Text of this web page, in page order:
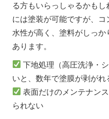
る方もいらっしゃるかも
には塗装が可能ですが、
水性が高く、塗料がしっ
あります。
下地処理（高圧洗浄・
いと、数年で塗膜が剥がれ
表面だけのメンテナン
られない